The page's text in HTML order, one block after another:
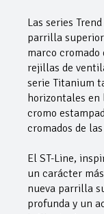
Las series
parrilla
marco
rejillas de
serie Titanium
horizontales en
cromo
cromados de
El ST-Line,
un carácter
nueva parrilla
profunda y un